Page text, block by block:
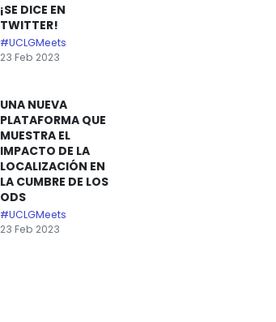
¡SE DICE EN
TWITTER!
#UCLGMeets
23 Feb 2023
UNA NUEVA
PLATAFORMA QUE
MUESTRA EL
IMPACTO DE LA
LOCALIZACIÓN EN
LA CUMBRE DE LOS
ODS
#UCLGMeets
23 Feb 2023